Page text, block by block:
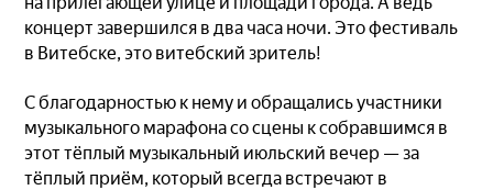
концерт завершился в два часа ночи. Это фестиваль
в Витебске, это витебский зритель!
С благодарностью к нему и обращались участники
музыкального марафона со сцены к собравшимся в
этот тёплый музыкальный июльский вечер — за
тёплый приём, который всегда встречают в